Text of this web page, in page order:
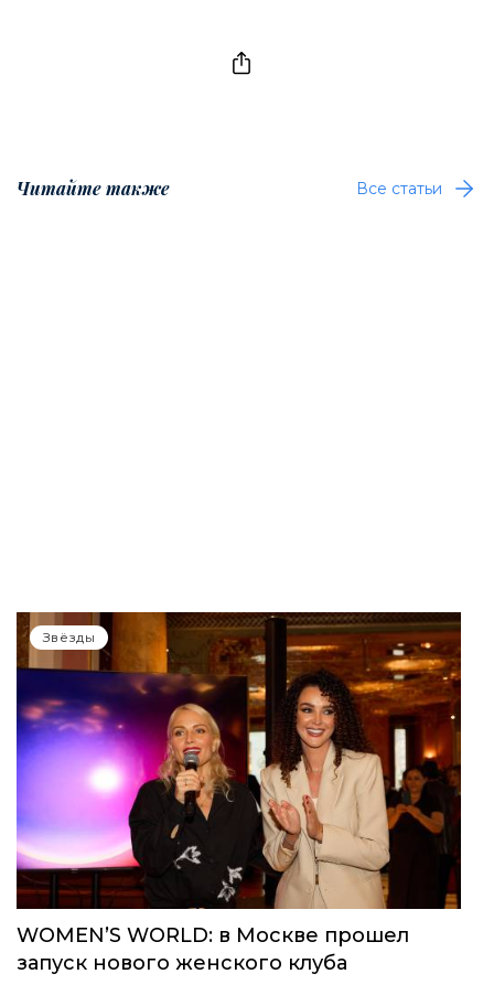
Читайте также Все статьи
Звёзды
WOMEN’S WORLD: в Москве прошел
запуск нового женского клуба